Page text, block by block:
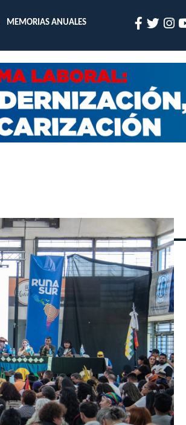
MEMORIAS ANUALES